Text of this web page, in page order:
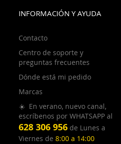
INFORMACIÓN Y AYUDA
Contacto
Centro de soporte y
preguntas frecuentes
Dónde está mi pedido
Marcas
☀️ En verano, nuevo canal,
escríbenos por WHATSAPP al
628 306 956 de Lunes a
Viernes de 8:00 a 14:00